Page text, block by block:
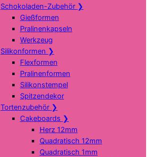
Schokoladen-Zubehör ❯
Gießformen
Pralinenkapseln
Werkzeug
Silikonformen ❯
Flexformen
Pralinenformen
Silikonstempel
Spitzendekor
Tortenzubehör ❯
Cakeboards ❯
Herz 12mm
Quadratisch 12mm
Quadratisch 1mm